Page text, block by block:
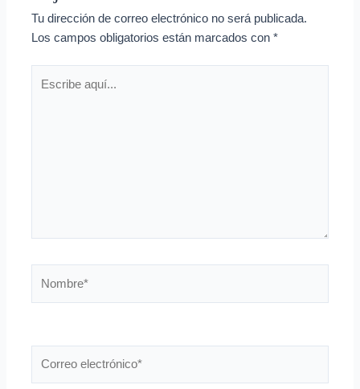
Tu dirección de correo electrónico no será publicada.
Los campos obligatorios están marcados con*